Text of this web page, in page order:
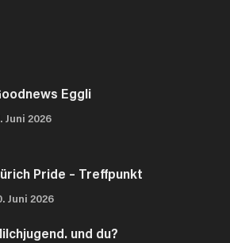
Eggli
Juni 2026
Pride – Treffpunkt
Juni 2026
und du?